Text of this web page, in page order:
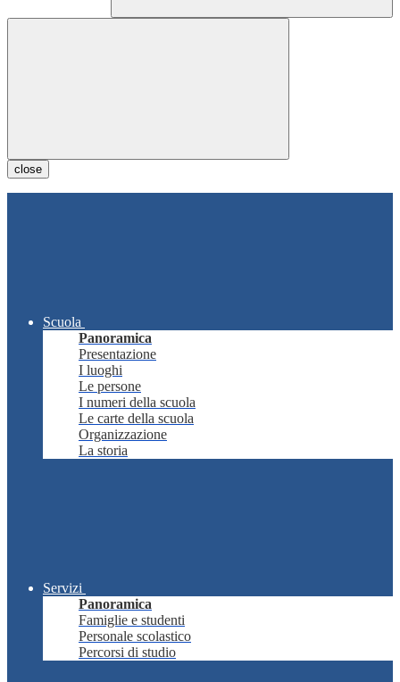
close
Scuola
Panoramica
Presentazione
I luoghi
Le persone
I numeri della scuola
Le carte della scuola
Organizzazione
La storia
Servizi
Panoramica
Famiglie e studenti
Personale scolastico
Percorsi di studio